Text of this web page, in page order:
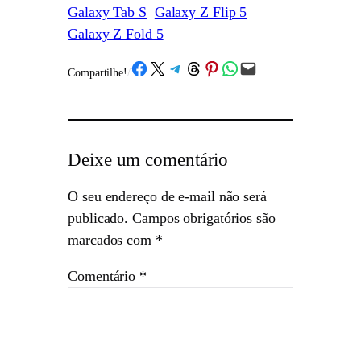
Galaxy Tab S Galaxy Z Flip 5
Galaxy Z Fold 5
Compartilhe! /Share on Facebook
Share on X Share on Telegram
Share on Threads
Share on Pinterest
Share on WhatsApp
Email this Page
Deixe um comentário
O seu endereço de e-mail não será
publicado. Campos obrigatórios são
marcados com *
Comentário *